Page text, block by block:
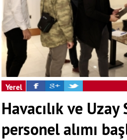
Yerel
Havacılık ve Uzay
personel alımı